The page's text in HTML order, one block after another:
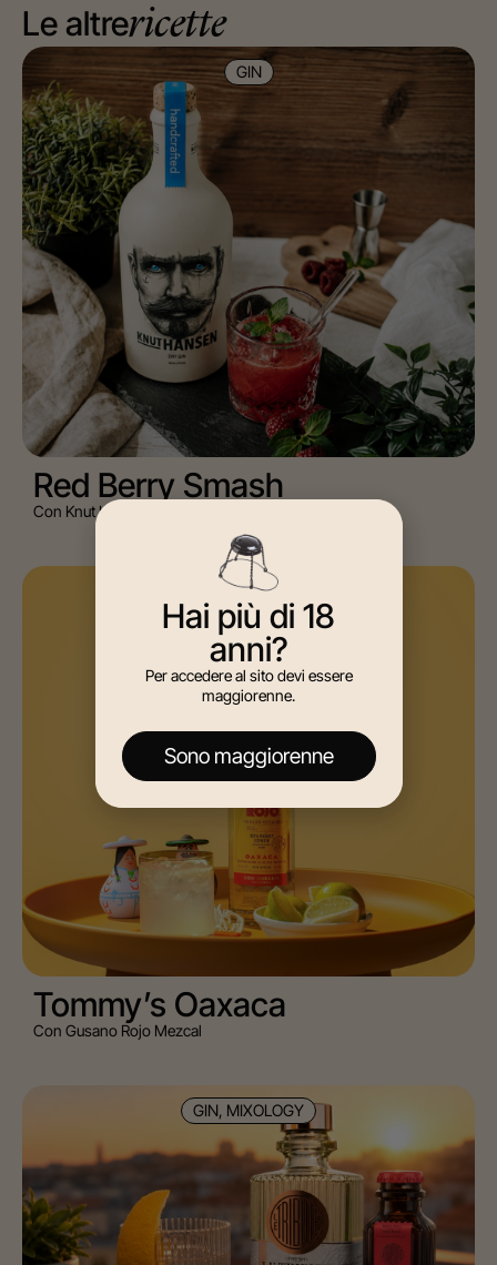
Le altrericette
GIN
Red Berry Smash
Con Knut Hansen Dry Gin
AGAVE, MIXOLOGY
Tommy’s Oaxaca
Con Gusano Rojo Mezcal
GIN, MIXOLOGY
Hai più di 18
anni?
Per accedere al sito devi essere
maggiorenne.
Sono maggiorenne